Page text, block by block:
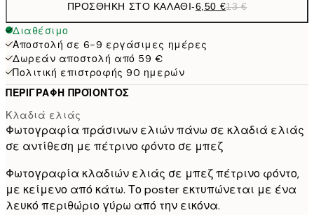
ΠΡΟΣΘΉΚΗ ΣΤΟ ΚΑΛΆΘΙ-6,50 €13 €
Διαθέσιμο
Αποστολή σε 6-9 εργάσιμες ημέρες
Δωρεάν αποστολή από 59 €
Πολιτική επιστροφής 90 ημερών
ΠΕΡΙΓΡΑΦΉ ΠΡΟΪΌΝΤΟΣ
Κλαδιά ελιάς
Φωτογραφία πράσινων ελιών πάνω σε κλαδιά ελιάς
σε αντίθεση με πέτρινο φόντο σε μπεζ
Φωτογραφία κλαδιών ελιάς σε μπεζ πέτρινο φόντο,
με κείμενο από κάτω. Το poster εκτυπώνεται με ένα
λευκό περιθώριο γύρω από την εικόνα.